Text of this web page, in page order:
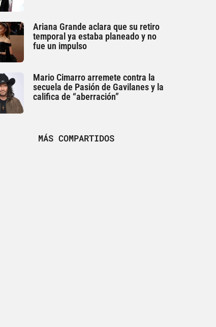
Ariana Grande aclara que su retiro
temporal ya estaba planeado y no
fue un impulso
Mario Cimarro arremete contra la
secuela de Pasión de Gavilanes y la
califica de “aberración”
MÁS COMPARTIDOS